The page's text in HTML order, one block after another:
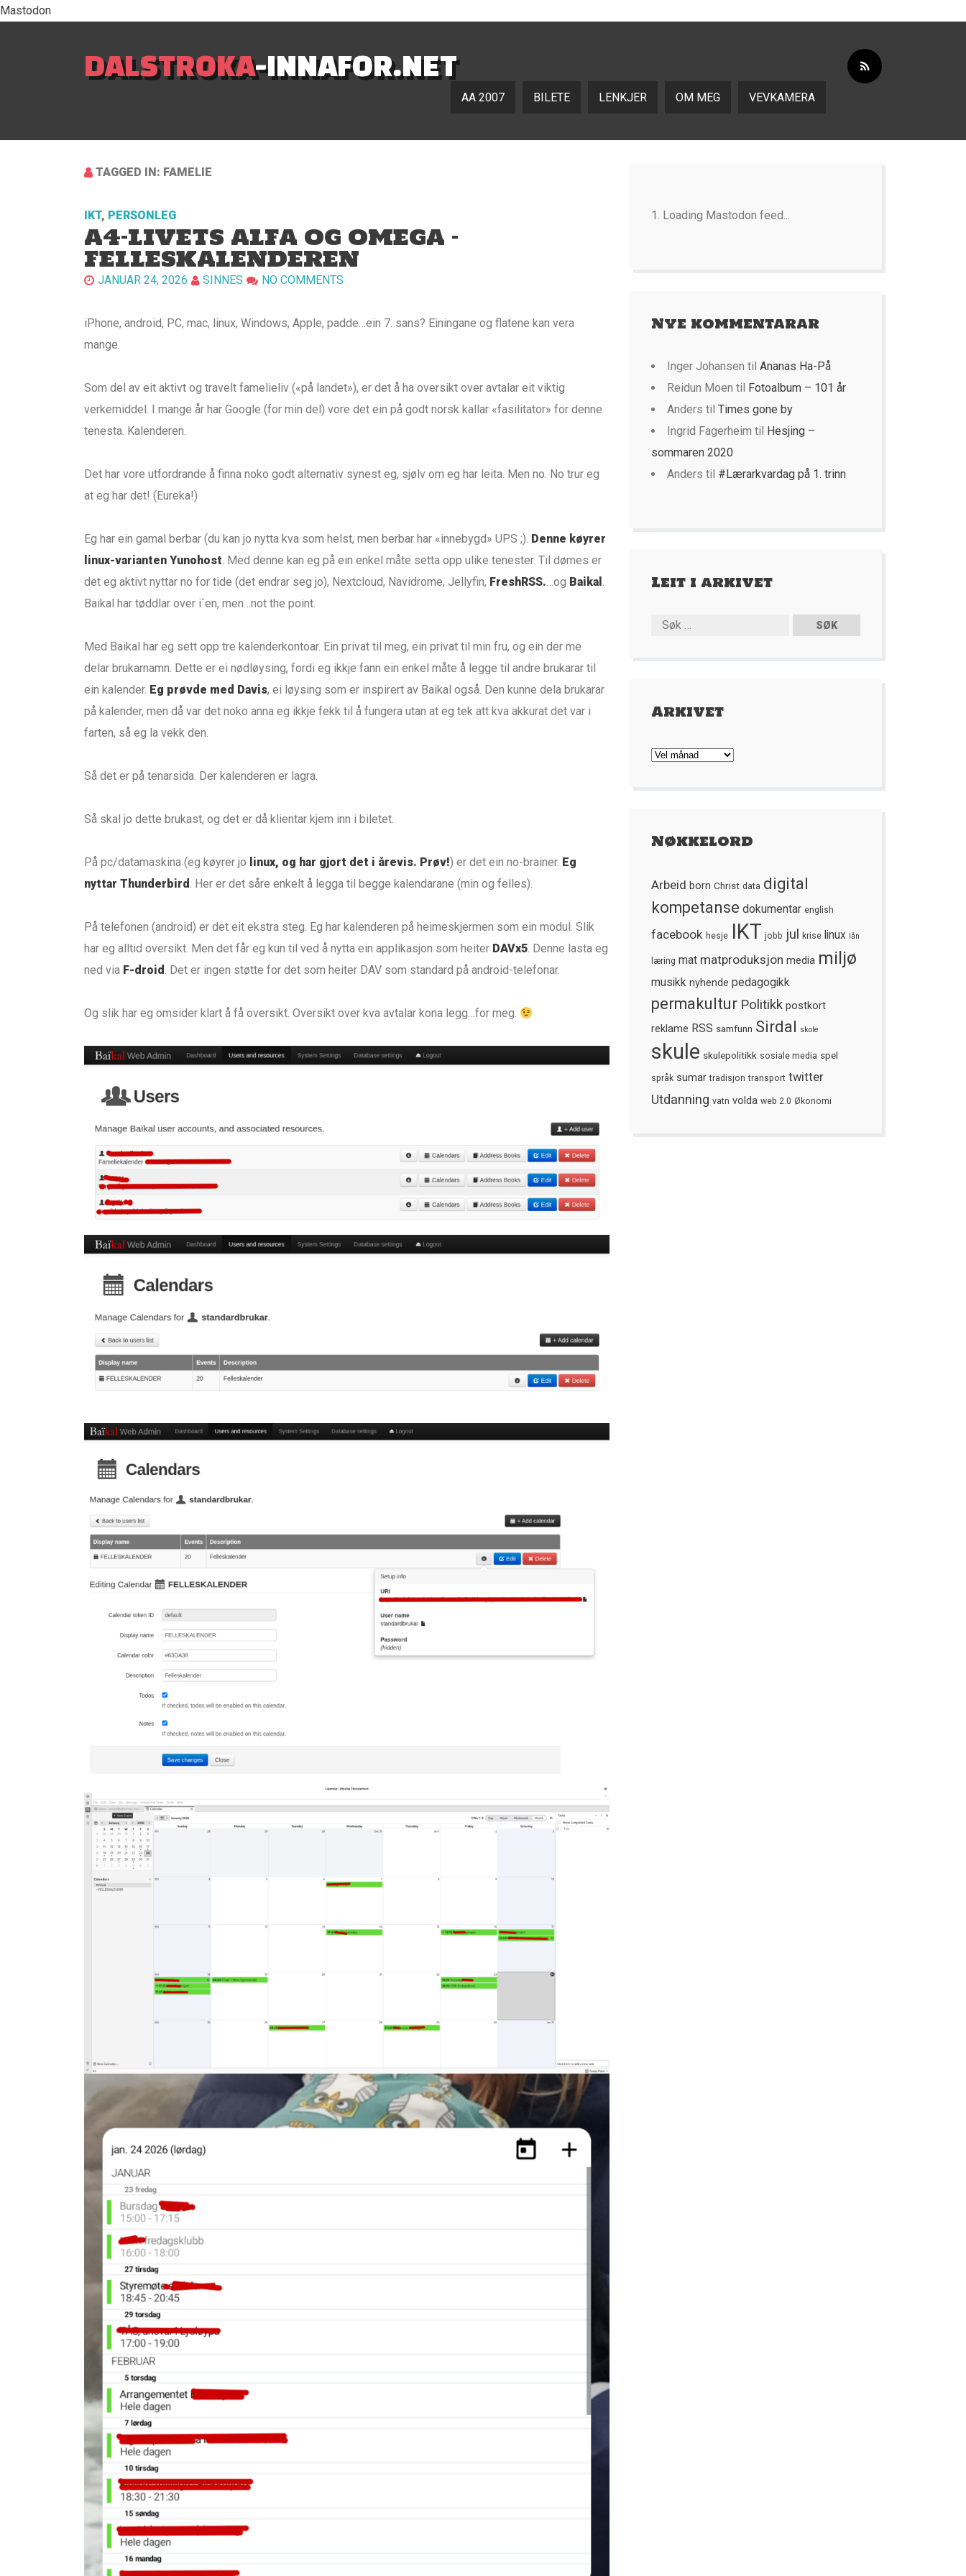
Mastodon
DALSTROKA-INNAFOR.NET
AA 2007 BILETE LENKJER OM MEG VEVKAMERA
TAGGED IN: FAMELIE
IKT, PERSONLEG
A4-LIVETS ALFA OG OMEGA –
FELLESKALENDEREN
JANUAR 24, 2026 SINNES NO COMMENTS
iPhone, android, PC, mac, linux, Windows, Apple, padde…ein 7. sans? Einingane og flatene kan vera
mange.
Som del av eit aktivt og travelt famelieliv («på landet»), er det å ha oversikt over avtalar eit viktig
verkemiddel. I mange år har Google (for min del) vore det ein på godt norsk kallar «fasilitator» for denne
tenesta. Kalenderen.
Det har vore utfordrande å finna noko godt alternativ synest eg, sjølv om eg har leita. Men no. No trur eg
at eg har det! (Eureka!)
Eg har ein gamal berbar (du kan jo nytta kva som helst, men berbar har «innebygd» UPS ;). Denne køyrer
linux-varianten Yunohost. Med denne kan eg på ein enkel måte setta opp ulike tenester. Til dømes er
det eg aktivt nyttar no for tide (det endrar seg jo), Nextcloud, Navidrome, Jellyfin, FreshRSS.…og Baikal .
Baikal har tøddlar over i`en, men…not the point.
Med Baikal har eg sett opp tre kalenderkontoar. Ein privat til meg, ein privat til min fru, og ein der me
delar brukarnamn. Dette er ei nødløysing, fordi eg ikkje fann ein enkel måte å legge til andre brukarar til
ein kalender. Eg prøvde med Davis, ei løysing som er inspirert av Baikal også. Den kunne dela brukarar
på kalender, men då var det noko anna eg ikkje fekk til å fungera utan at eg tek att kva akkurat det var i
farten, så eg la vekk den.
Så det er på tenarsida. Der kalenderen er lagra.
Så skal jo dette brukast, og det er då klientar kjem inn i biletet.
På pc/datamaskina (eg køyrer jo linux, og har gjort det i årevis. Prøv!) er det ein no-brainer. Eg
nyttar Thunderbird. Her er det såre enkelt å legga til begge kalendarane (min og felles).
På telefonen (android) er det eit ekstra steg. Eg har kalenderen på heimeskjermen som ein modul. Slik
har eg alltid oversikt. Men det får eg kun til ved å nytta ein applikasjon som heiter DAVx5. Denne lasta eg
ned via F-droid. Det er ingen støtte for det som heiter DAV som standard på android-telefonar.
Og slik har eg omsider klart å få oversikt. Oversikt over kva avtalar kona legg…for meg.
Loading Mastodon feed...
Nye kommentarar
Inger Johansen til Ananas Ha-På
Reidun Moen til Fotoalbum – 101 år
Anders til Times gone by
Ingrid Fagerheim til Hesjing –
sommaren 2020
Anders til #Lærarkvardag på 1. trinn
Leit i arkivet
Arkivet
Arkivet
Nøkkelord
Arbeid born Christ data digital
kompetanse dokumentar english
facebook hesje IKT jobb jul krise linux lån
læring mat matproduksjon media miljø
musikk nyhende pedagogikk
permakultur Politikk postkort
reklame RSS samfunn Sirdal skole
skule skulepolitikk sosiale media spel
språk sumar tradisjon transport twitter
Utdanning vatn volda web 2.0 Økonomi